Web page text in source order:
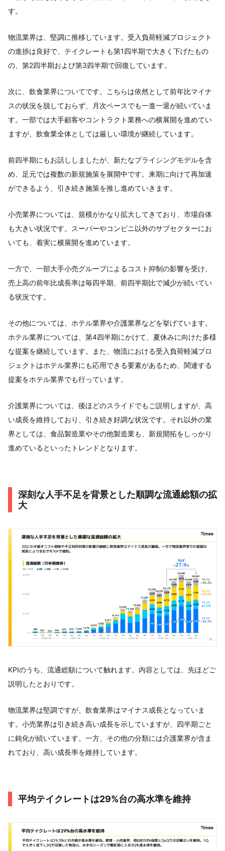
す。
物流業界は、堅調に推移しています。受入負荷軽減プロジェクト
の進捗は良好で、テイクレートも第1四半期で大きく下げたもの
の、第2四半期および第3四半期で回復しています。
次に、飲食業界についてです。こちらは依然として前年比マイナ
スの状況を脱しておらず、月次ベースでも一進一退が続いていま
す。一部では大手顧客やコントラクト業務への横展開を進めてい
ますが、飲食業全体としては厳しい環境が継続しています。
前四半期にもお話ししましたが、新たなプライシングモデルを含
め、足元では複数の新規施策を展開中です。来期に向けて再加速
ができるよう、引き続き施策を推し進めていきます。
小売業界については、規模がかなり拡大してきており、市場自体
も大きい状況です。スーパーやコンビニ以外のサブセクターにお
いても、着実に横展開を進めています。
一方で、一部大手小売グループによるコスト抑制の影響を受け、
売上高の前年比成長率は毎四半期、前四半期比で減少が続いてい
る状況です。
その他については、ホテル業界や介護業界などを挙げています。
ホテル業界については、第4四半期にかけて、夏休みに向けた多様
な提案を継続しています。また、物流における受入負荷軽減プロ
ジェクトはホテル業界にも応用できる要素があるため、関連する
提案をホテル業界でも行っています。
介護業界については、後ほどのスライドでもご説明しますが、高
い成長を維持しており、引き続き好調な状況です。それ以外の業
界としては、食品製造業やその他製造業も、新規開拓をしっかり
進めているといったトレンドとなります。
深刻な人手不足を背景とした順調な流通総額の拡
大
KPIのうち、流通総額について触れます。内容としては、先ほどご
説明したとおりです。
物流業界は堅調ですが、飲食業界はマイナス成長となっていま
す。小売業界は引き続き高い成長を示していますが、四半期ごと
に鈍化が続いています。一方、その他の分類には介護業界が含ま
れており、高い成長率を維持しています。
平均テイクレートは29%台の高水準を維持